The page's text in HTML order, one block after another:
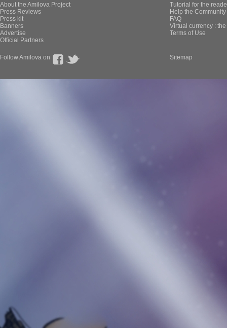
About the Amilova Project
Press Reviews
Press kit
Banners
Advertise
Official Partners
Tutorial for the
Help the
FAQ
Virtual currency :
Terms of Use
Follow Amilova on Sitemap